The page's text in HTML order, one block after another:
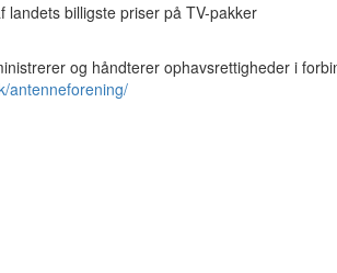
landets billigste priser på TV-pakker
og håndterer ophavsrettigheder i
antenneforening/